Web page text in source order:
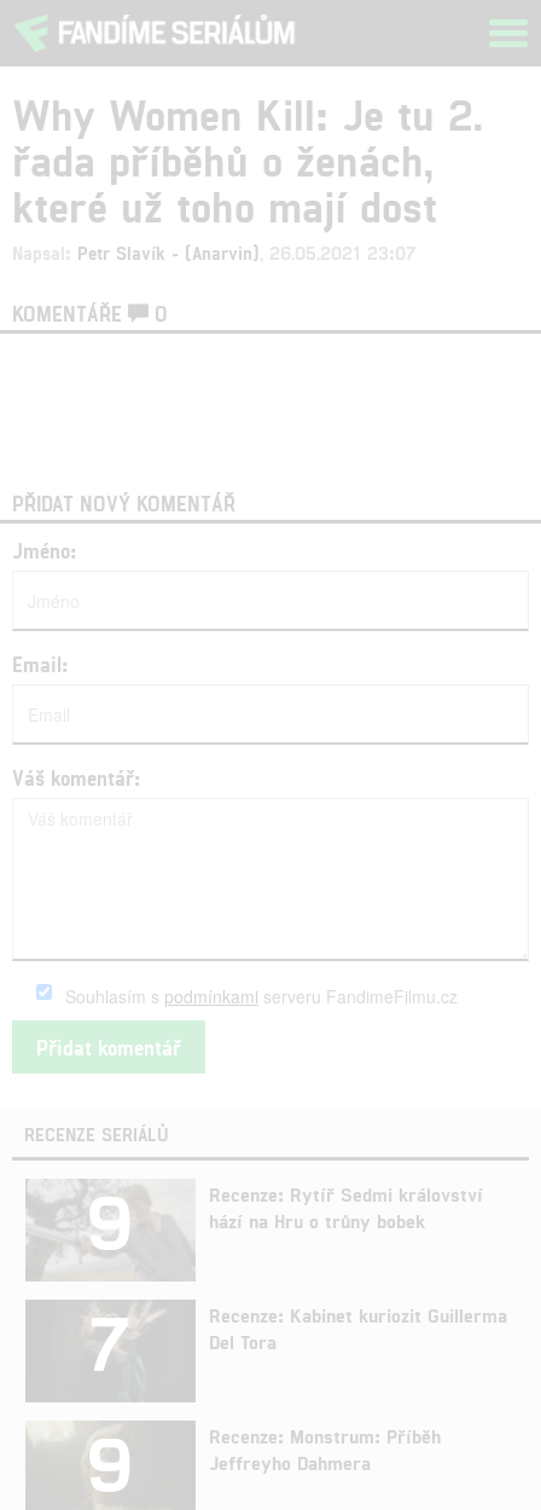
Why Women Kill: Je tu 2.
řada příběhů o ženách,
které už toho mají dost
Napsal: Petr Slavík - (Anarvin) , 26.05.2021 23:07
KOMENTÁŘE 0
PŘIDAT NOVÝ KOMENTÁŘ
Jméno:
Email:
Váš komentář:
Souhlasím s podmínkami serveru FandimeFilmu.cz
RECENZE SERIÁLŮ
9
Recenze: Rytíř Sedmi království
hází na Hru o trůny bobek
7
Recenze: Kabinet kuriozit Guillerma
Del Tora
9
Recenze: Monstrum: Příběh
Jeffreyho Dahmera